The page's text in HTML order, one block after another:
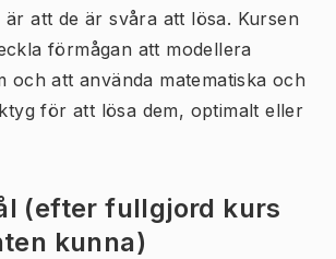
att de är svåra att lösa. Kursen
förmågan att modellera
och att använda matematiska och
för att lösa dem, optimalt eller
(efter fullgjord kurs
kunna)